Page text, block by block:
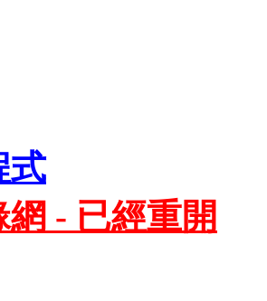
式
- 已經重開